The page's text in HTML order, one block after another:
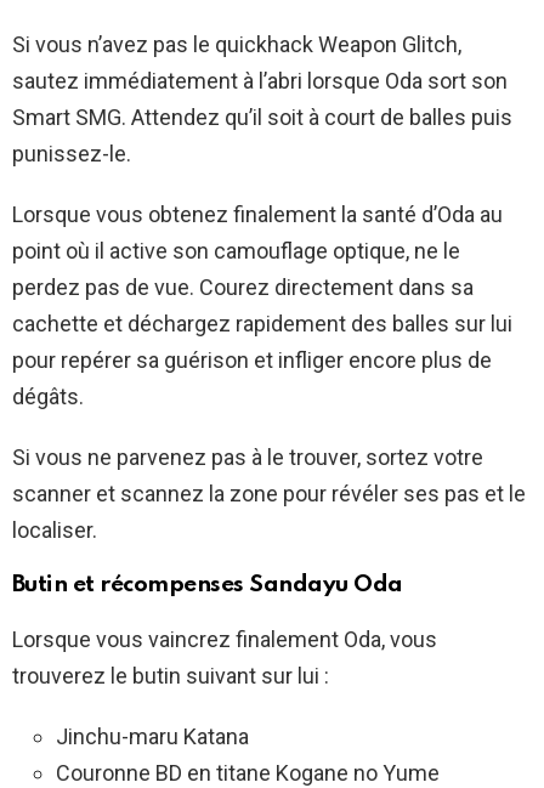
Si vous n’avez pas le quickhack Weapon Glitch,
sautez immédiatement à l’abri lorsque Oda sort son
Smart SMG. Attendez qu’il soit à court de balles puis
punissez-le.
Lorsque vous obtenez finalement la santé d’Oda au
point où il active son camouflage optique, ne le
perdez pas de vue. Courez directement dans sa
cachette et déchargez rapidement des balles sur lui
pour repérer sa guérison et infliger encore plus de
dégâts.
Si vous ne parvenez pas à le trouver, sortez votre
scanner et scannez la zone pour révéler ses pas et le
localiser.
Butin et récompenses Sandayu Oda
Lorsque vous vaincrez finalement Oda, vous
trouverez le butin suivant sur lui :
Jinchu-maru Katana
Couronne BD en titane Kogane no Yume